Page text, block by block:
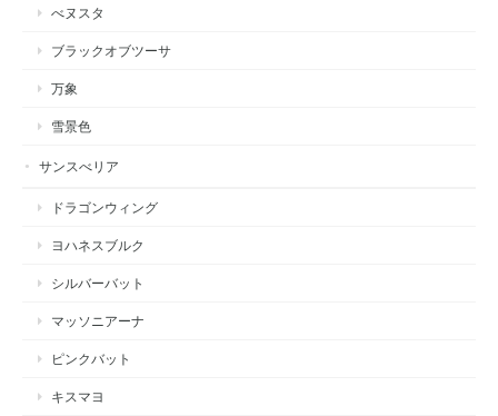
べヌスタ
ブラックオブツーサ
万象
雪景色
サンスべリア
ドラゴンウィング
ヨハネスブルク
シルバーバット
マッソニアーナ
ピンクバット
キスマヨ